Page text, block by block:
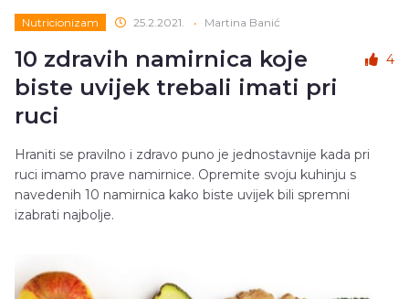
Nutricionizam 25.2.2021. • Martina Banić
10 zdravih namirnica koje
biste uvijek trebali imati pri
ruci
4
Hraniti se pravilno i zdravo puno je jednostavnije kada pri
ruci imamo prave namirnice. Opremite svoju kuhinju s
navedenih 10 namirnica kako biste uvijek bili spremni
izabrati najbolje.